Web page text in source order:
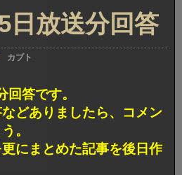
日放送分回答
カブト
答です。
どありましたら、コメン
。
にまとめた記事を後日作